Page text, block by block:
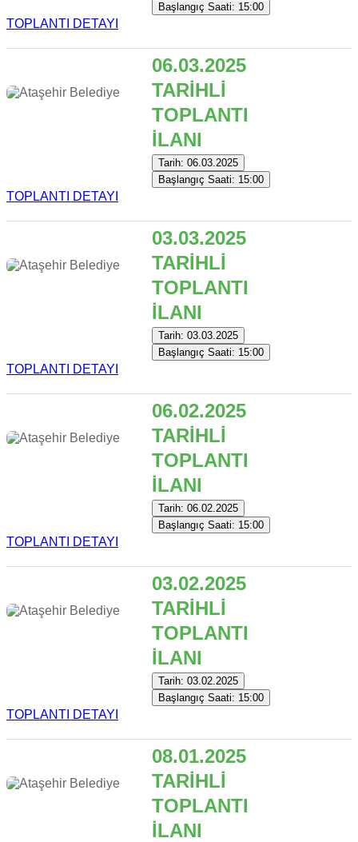
Başlangıç Saati: 15:00
TOPLANTI DETAYI
06.03.2025
TARİHLİ
TOPLANTI
İLANI
Tarih: 06.03.2025
Başlangıç Saati: 15:00
TOPLANTI DETAYI
03.03.2025
TARİHLİ
TOPLANTI
İLANI
Tarih: 03.03.2025
Başlangıç Saati: 15:00
TOPLANTI DETAYI
06.02.2025
TARİHLİ
TOPLANTI
İLANI
Tarih: 06.02.2025
Başlangıç Saati: 15:00
TOPLANTI DETAYI
03.02.2025
TARİHLİ
TOPLANTI
İLANI
Tarih: 03.02.2025
Başlangıç Saati: 15:00
TOPLANTI DETAYI
08.01.2025
TARİHLİ
TOPLANTI
İLANI